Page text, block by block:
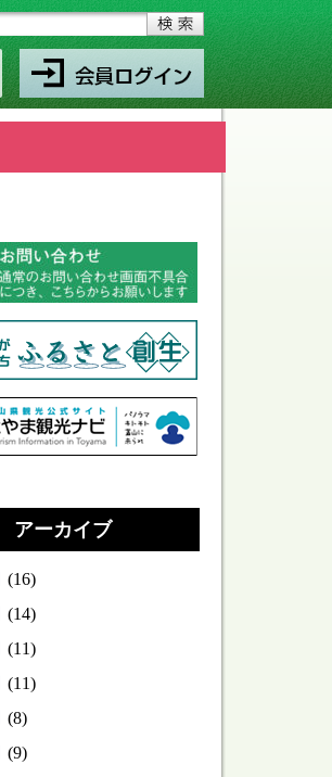
アーカイブ
(16)
(14)
(11)
(11)
(8)
(9)